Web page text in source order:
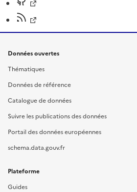
Données ouvertes
Thématiques
Données de référence
Catalogue de données
Suivre les publications des données
Portail des données européennes
schema.data.gouv.fr
Plateforme
Guides